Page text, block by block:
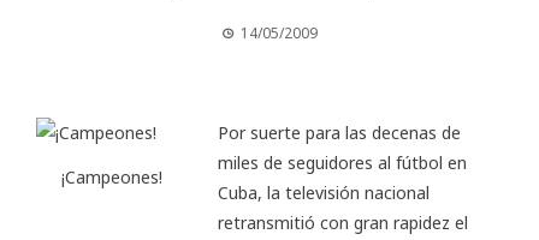
14/05/2009
¡Campeones!
Por suerte para las decenas de
miles de seguidores al fútbol en
Cuba, la televisión nacional
retransmitió con gran rapidez el